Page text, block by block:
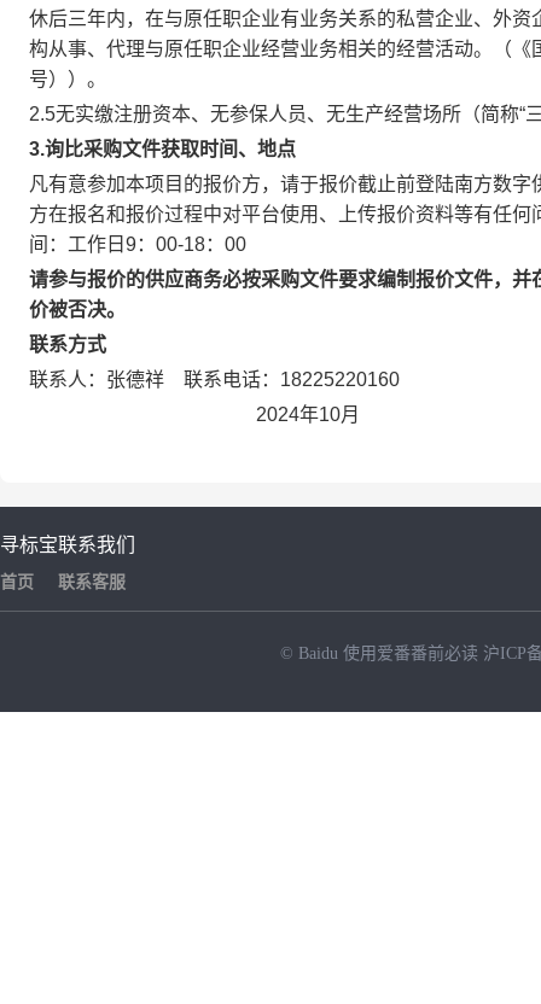
休后三年内，在与原任职企业有业务关系的私营企业、外
构从事、代理与原任职企业经营业务相关的经营活动。（
号））。
2.5无实缴注册资本、无参保人员、无生产经营场所（简称“
3.询比采购文件获取时间、地点
凡有意参加本项目的报价方，请于报价截止前登陆南方数
方在报名和报价过程中对平台使用、上传报价资料等有任
间：工作日9：00-18：00
请参与报价的供应商务必按采购文件要求编制报价文件，
价被否决。
联系方式
联系人：张德祥 联系电话：18225220160
2024年10月
寻标宝
首页
联系我们
联系客服
© Baidu 使用爱番番前必读 沪ICP